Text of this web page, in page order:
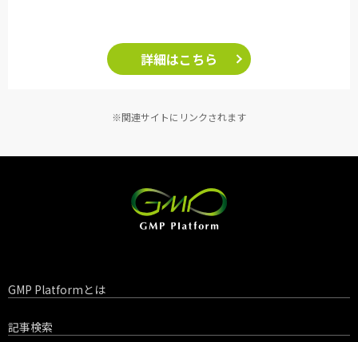
詳細はこちら
※関連サイトにリンクされます
GMP Platformとは
記事検索